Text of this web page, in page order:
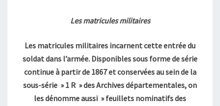
Les matricules militaires
Les matricules militaires incarnent cette entrée du
soldat dans l’armée. Disponibles sous forme de série
continue à partir de 1867 et conservées au sein de la
sous-série » 1 R » des Archives départementales, on
les dénomme aussi » feuillets nominatifs des